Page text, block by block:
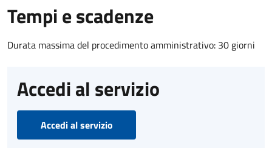
Tempi e scadenze
Durata massima del procedimento amministrativo: 30 giorni
Accedi al servizio
Accedi al servizio